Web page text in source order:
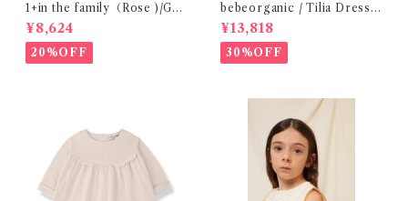
1+in the family（Rose )/GU
ALTA( 24-48m )
¥8,624
20%OFF
bebeorganic / Tilia Dress
Green Gingham (4-8y)
¥13,818
30%OFF